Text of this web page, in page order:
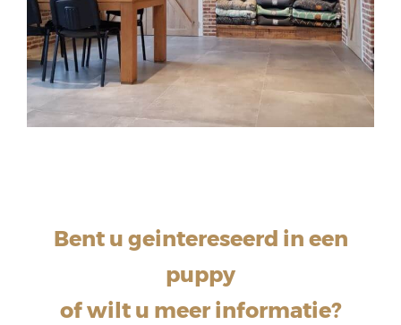
Bent u geintereseerd in een
puppy
of wilt u meer informatie?